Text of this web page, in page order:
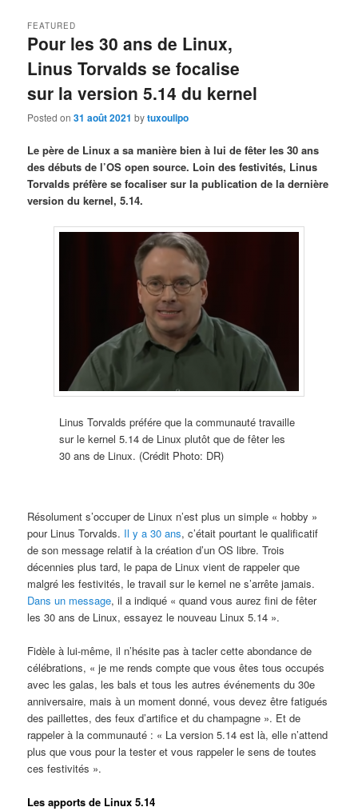
Pour les 30 ans de Linux,
Linus Torvalds se focalise
sur la version 5.14 du kernel
FEATURED
Posted on31 août 2021 bytuxoulipo
Le père de Linux a sa manière bien à lui de fêter les 30 ans
des débuts de l’OS open source. Loin des festivités, Linus
Torvalds préfère se focaliser sur la publication de la dernière
version du kernel, 5.14.
Linus Torvalds préfére que la communauté travaille
sur le kernel 5.14 de Linux plutôt que de fêter les
30 ans de Linux. (Crédit Photo: DR)
Résolument s’occuper de Linux n’est plus un simple « hobby »
pour Linus Torvalds. Il y a 30 ans, c’était pourtant le qualificatif
de son message relatif à la création d’un OS libre. Trois
décennies plus tard, le papa de Linux vient de rappeler que
malgré les festivités, le travail sur le kernel ne s’arrête jamais.
Dans un message, il a indiqué « quand vous aurez fini de fêter
les 30 ans de Linux, essayez le nouveau Linux 5.14 ».
Fidèle à lui-même, il n’hésite pas à tacler cette abondance de
célébrations, « je me rends compte que vous êtes tous occupés
avec les galas, les bals et tous les autres événements du 30e
anniversaire, mais à un moment donné, vous devez être fatigués
des paillettes, des feux d’artifice et du champagne ». Et de
rappeler à la communauté : « La version 5.14 est là, elle n’attend
plus que vous pour la tester et vous rappeler le sens de toutes
ces festivités ».
Les apports de Linux 5.14